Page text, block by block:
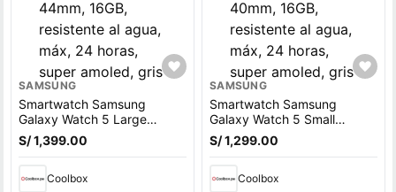
SAMSUNG
Smartwatch Samsung
Galaxy Watch 5 Large
44mm, 16GB, resistente al
agua, máx, 24 horas, super
S/ 1,399.00
Coolbox
SAMSUNG
Smartwatch Samsung
Galaxy Watch 5 Small
40mm, 16GB, resistente al
agua, máx, 24 horas, super
S/ 1,299.00
Coolbox